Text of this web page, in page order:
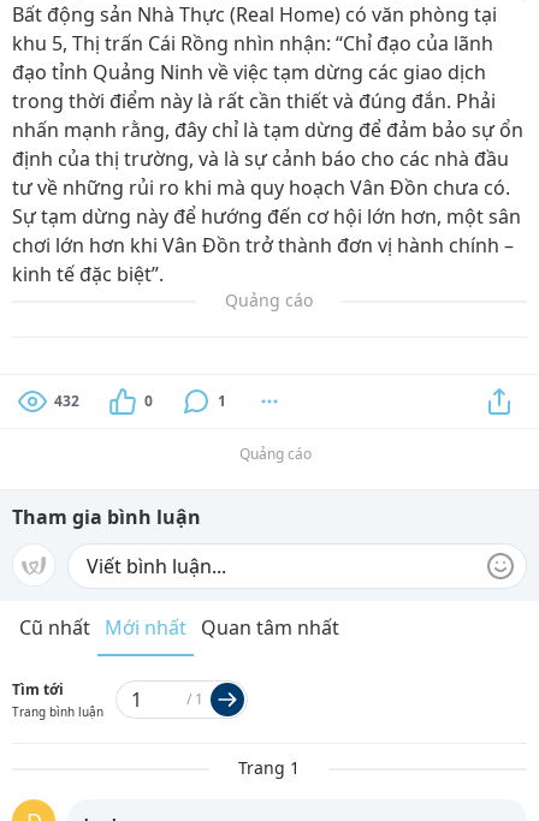
Bất động sản Nhà Thực (Real Home) có văn phòng tại
khu 5, Thị trấn Cái Rồng nhìn nhận: “Chỉ đạo của lãnh
đạo tỉnh Quảng Ninh về việc tạm dừng các giao dịch
trong thời điểm này là rất cần thiết và đúng đắn. Phải
nhấn mạnh rằng, đây chỉ là tạm dừng để đảm bảo sự ổn
định của thị trường, và là sự cảnh báo cho các nhà đầu
tư về những rủi ro khi mà quy hoạch Vân Đồn chưa có.
Sự tạm dừng này để hướng đến cơ hội lớn hơn, một sân
chơi lớn hơn khi Vân Đồn trở thành đơn vị hành chính –
kinh tế đặc biệt”.
Quảng cáo
432 0 1
Quảng cáo
Tham gia bình luận
Cũ nhất Mới nhất Quan tâm nhất
Tìm tới
Trang bình luận
/ 1
Trang 1